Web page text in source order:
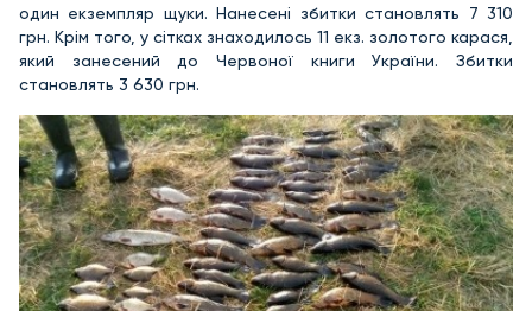
один екземпляр щуки. Нанесені збитки становлять 7 310
грн. Крім того, у сітках знаходилось 11 екз. золотого карася,
який занесений до Червоної книги України. Збитки
становлять 3 630 грн.